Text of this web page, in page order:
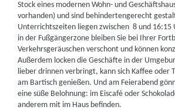
Stock eines modernen Wohn- und
vorhanden) und sind behindertengerecht
Unterrichtszeiten liegen zwischen 8 und 16:15
in der Fußgängerzone bleiben Sie bei Ihrer
Verkehrsgeräuschen verschont und können
Außerdem locken die Geschäfte in der
lieber drinnen verbringt, kann sich Kaffee oder
am Bartisch genießen. Und am Feierabend
eine süße Belohnung: im Eiscafé oder
anderem mit im Haus befinden.